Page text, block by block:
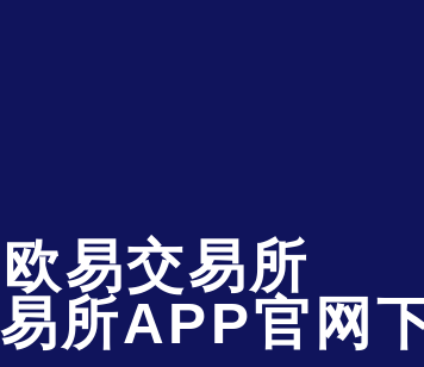
欧易交易所
所APP官网